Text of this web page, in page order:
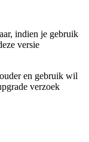
, indien je gebruik
versie
en gebruik wil
verzoek